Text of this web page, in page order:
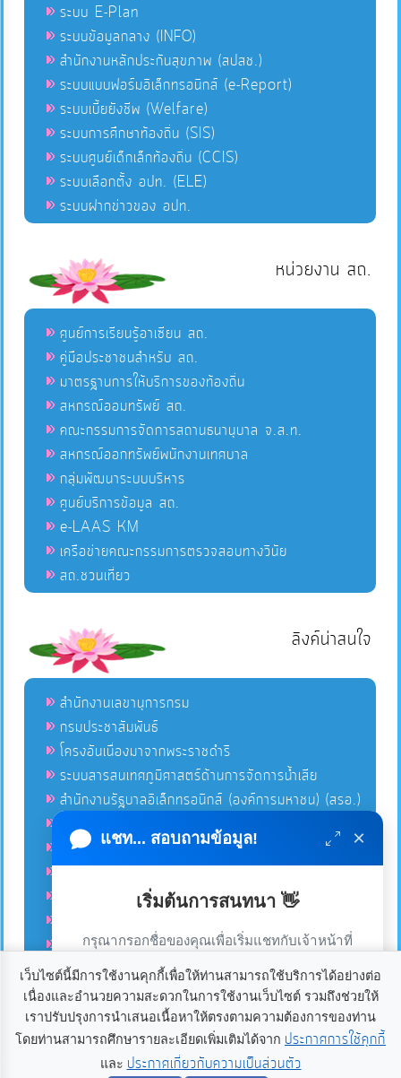
แชท... สอบถามข้อมูล! ×
เริ่มต้นการสนทนา 👋
กรุณากรอกชื่อของคุณเพื่อเริ่มแชทกับเจ้าหน้าที่
เริ่มแชท
เว็บไซต์นี้มีการใช้งานคุกกี้เพื่อให้ท่านสามารถใช้บริการได้อย่างต่อ
เนื่องและอำนวยความสะดวกในการใช้งานเว็บไซต์ รวมถึงช่วยให้
เราปรับปรุงการนำเสนอเนื้อหาให้ตรงตามความต้องการของท่าน
โดยท่านสามารถศึกษารายละเอียดเพิ่มเติมได้จาก ประกาศการใช้คุกกี้
และ ประกาศเกี่ยวกับความเป็นส่วนตัว
ระบบ E-Plan
ระบบข้อมูลกลาง (INFO)
สำนักงานหลักประกันสุขภาพ (สปสช.)
ระบบแบบฟอร์มอิเล็กทรอนิกส์ (e-Report)
ระบบเบี้ยยังชีพ (Welfare)
ระบบการศึกษาท้องถิ่น (SIS)
ระบบศูนย์เด็กเล็กท้องถิ่น (CCIS)
ระบบเลือกตั้ง อปท. (ELE)
ระบบฝากข่าวของ อปท.
หน่วยงาน สถ.
ศูนย์การเรียนรู้อาเซียน สถ.
คู่มือประชาชนสำหรับ สถ.
มาตรฐานการให้บริการของท้องถิ่น
สหกรณ์ออมทรัพย์ สถ.
คณะกรรมการจัดการสถานธนานุบาล จ.ส.ท.
สหกรณ์ออกทรัพย์พนักงานเทศบาล
กลุ่มพัฒนาระบบบริหาร
ศูนย์บริการข้อมูล สถ.
e-LAAS KM
เครือข่ายคณะกรรมการตรวจสอบทางวินัย
สถ.ชวนเที่ยว
ลิงค์น่าสนใจ
สำนักงานเลขานุการกรม
กรมประชาสัมพันธ์
โครงอันเนื่องมาจากพระราชดำริ
ระบบสารสนเทศภูมิศาสตร์ด้านการจัดการน้ำเสีย
สำนักงานรัฐบาลอิเล็กทรอนิกส์ (องค์การมหาชน) (สรอ.)
โครงการอนุรักษ์พันธุกรรมพืชอันเนื่องมาจากพระราชดำริ
คลังข่าวมหาไทย
คู่มือตาม พ.ร.บ.อำนวยความสดวกฯ
ฐานข้อมูลหน่วยงานภาครัฐ (INFO)
ศูนย์อำนวยการบริหารจังหวัดชายแดนภาคใต้ ศอ.บต.
ลิขสิทธิ์ © 2020-2021 องค์การบริหารส่วนตำบลแก้ง ขอสงวนไว้
ซึ่งสิทธิทั้งหมดบนเว็บไซต์นี้. องค์การบริหารส่วนตำบลแก้ง
อำเภอเดชอุดม จังหวัดอุบลราชธานี 34160. โทร 045-234021
แฟกซ์ 045-234080 อีเมลล์palad@kaeng.go.thPower by
เราใช้คุกกี้เพื่อเพิ่มประสบการณ์และความพึงพอใจในการใช้
งานเว็บไซต์ หากคุณกด “ยอมรับ” หรือใช้งานเว็บไซต์ของเรา
ต่อ ถือว่าคุณยินยอมให้มีการใช้งานคุกกี้อ่านเพิ่มเติม